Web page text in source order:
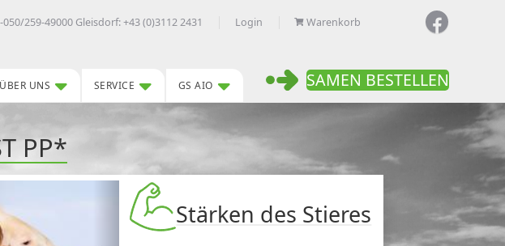
259-49000 Gleisdorf: +43 (0)3112 2431 Login Warenkorb
ÜBER UNS SERVICE GS AIO SAMEN BESTELLEN
PP*
Stärken des Stieres